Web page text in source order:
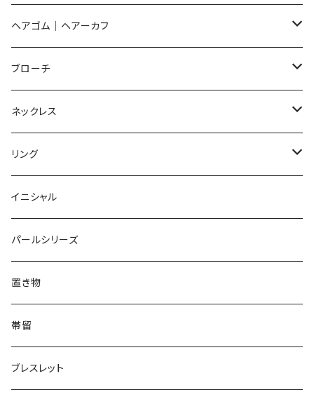
イヤリング
ノンホールピアス
ヘアゴム
ブローチ
ネックレス
リング
ピアス
Flower
Dot
てんとう虫
pattern
ノンホールピアス
Flower
Dot
Bubble
Animal
イヤリング
Flower
Round
Triangle
ヘアゴム｜ヘアーカフ
Flower
Round
Square
てんとう虫
Animal
うさぎ
パンダ
鏡
Pattern
マーメイド
ブローチ
Flower
Animal
猫
犬
Lips
鏡
Pattern
house
bag
ネックレス
Flower
Animal
てんとう虫
Food
Pattern
ガラス
リング
Flower
Round
てんとう虫
animal
lip
イニシャル
パールシリーズ
置き物
帯留
ブレスレット